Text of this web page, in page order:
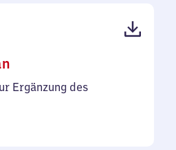
64
Ergänzung des